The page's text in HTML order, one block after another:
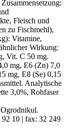
Fleisch und
zu Fischmehl),
Vitamine,
Wirkung:
Vit. C 50 mg.
mg, E6 (Zn) 7,0
mg, E8 (Se) 0,15
Analytische
3,0%, Rohfaser
10 | fax: 32 249